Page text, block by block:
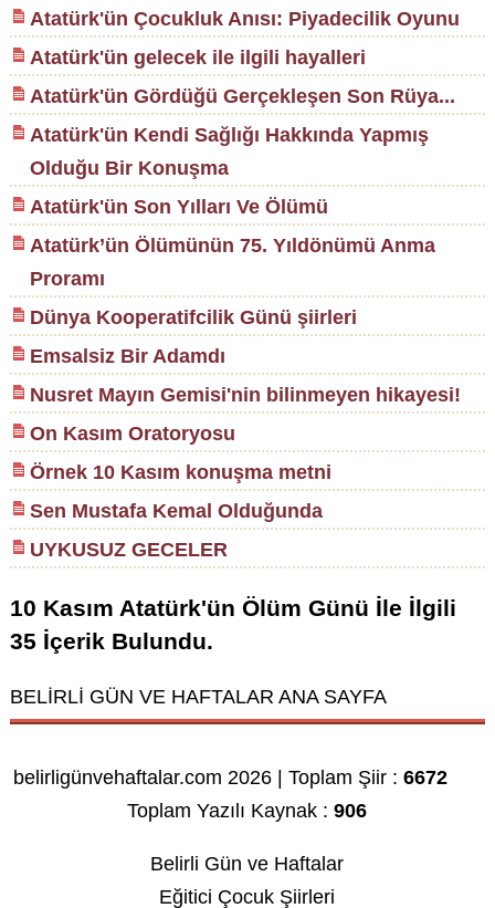
Atatürk'ün Çocukluk Anısı: Piyadecilik Oyunu
Atatürk'ün gelecek ile ilgili hayalleri
Atatürk'ün Gördüğü Gerçekleşen Son Rüya...
Atatürk'ün Kendi Sağlığı Hakkında Yapmış
Olduğu Bir Konuşma
Atatürk'ün Son Yılları Ve Ölümü
Atatürk’ün Ölümünün 75. Yıldönümü Anma
Proramı
Dünya Kooperatifcilik Günü şiirleri
Emsalsiz Bir Adamdı
Nusret Mayın Gemisi'nin bilinmeyen hikayesi!
On Kasım Oratoryosu
Örnek 10 Kasım konuşma metni
Sen Mustafa Kemal Olduğunda
UYKUSUZ GECELER
10 Kasım Atatürk'ün Ölüm Günü İle İlgili
35 İçerik Bulundu.
BELİRLİ GÜN VE HAFTALAR ANA SAYFA
belirligünvehaftalar.com 2026 | Toplam Şiir :6672
Toplam Yazılı Kaynak :906
Belirli Gün ve Haftalar
Eğitici Çocuk Şiirleri